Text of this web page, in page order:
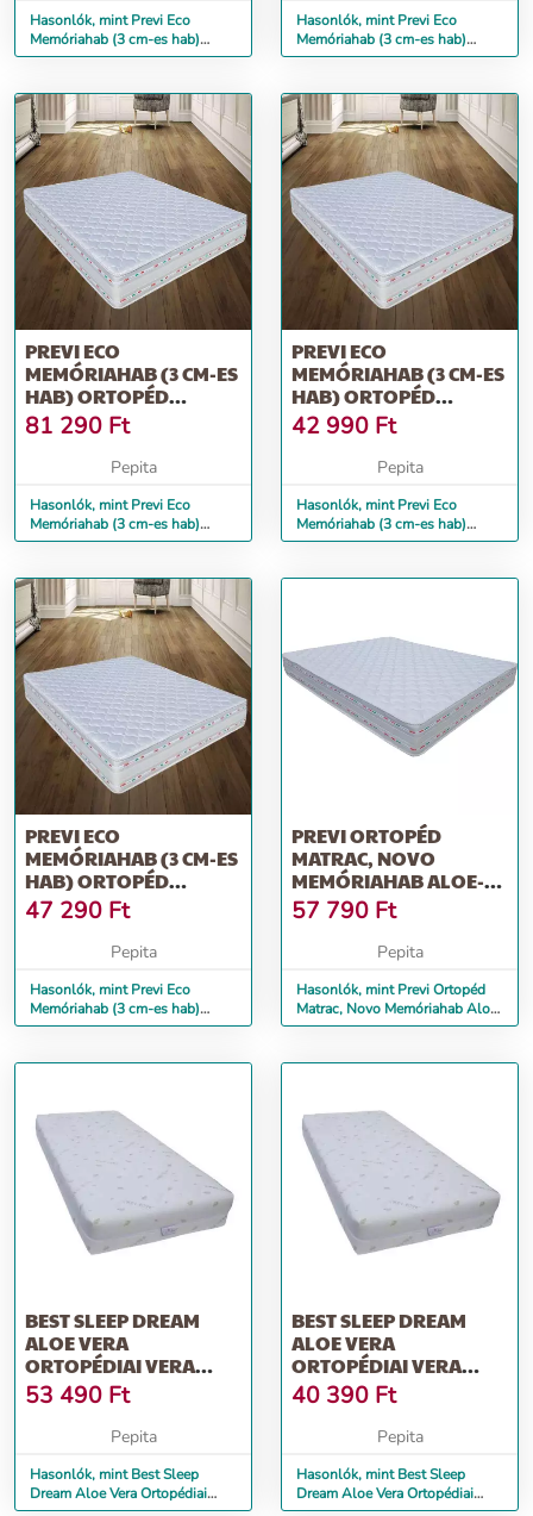
Hasonlók, mint Previ Eco
Memóriahab (3 cm-es hab)
ortopéd matrac, Aloe Vera, 14...
Hasonlók, mint Previ Eco
Memóriahab (3 cm-es hab)
ortopéd matrac, Aloe Vera, 16...
PREVI ECO
MEMÓRIAHAB (3 CM-ES
HAB) ORTOPÉD
MATRAC, ALOE VERA,
18...
81 290 Ft
Pepita
Hasonlók, mint Previ Eco
Memóriahab (3 cm-es hab)
ortopéd matrac, Aloe Vera, 18...
PREVI ECO
MEMÓRIAHAB (3 CM-ES
HAB) ORTOPÉD
MATRAC, ALOE VERA,
80...
42 990 Ft
Pepita
Hasonlók, mint Previ Eco
Memóriahab (3 cm-es hab)
ortopéd matrac, Aloe Vera, 80...
PREVI ECO
MEMÓRIAHAB (3 CM-ES
HAB) ORTOPÉD
MATRAC, ALOE VERA,
90...
47 290 Ft
Pepita
Hasonlók, mint Previ Eco
Memóriahab (3 cm-es hab)
ortopéd matrac, Aloe Vera, 90...
PREVI ORTOPÉD
MATRAC, NOVO
MEMÓRIAHAB ALOE-
VERA FRESH ANYAG
14+5,...
57 790 Ft
Pepita
Hasonlók, mint Previ Ortopéd
Matrac, Novo Memóriahab Aloe-
Vera Fresh anyag 14+5,...
BEST SLEEP DREAM
ALOE VERA
ORTOPÉDIAI VERA
RÉTEG MATRAC, 85 X
190 CM
53 490 Ft
Pepita
Hasonlók, mint Best Sleep
Dream Aloe Vera Ortopédiai
BEST SLEEP DREAM
ALOE VERA
ORTOPÉDIAI VERA
RÉTEG MATRAC, 72 X 170
CM
40 390 Ft
Pepita
Hasonlók, mint Best Sleep
Dream Aloe Vera Ortopédiai